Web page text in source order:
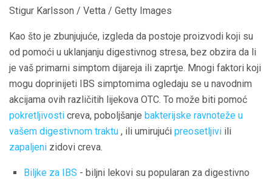
Stigur Karlsson / Vetta / Getty Images
Kao što je zbunjujuće, izgleda da postoje proizvodi koji su
od pomoći u uklanjanju digestivnog stresa, bez obzira da li
je vaš primarni simptom dijareja ili zaprtje. Mnogi faktori koji
mogu doprinijeti IBS simptomima ogledaju se u navodnim
akcijama ovih različitih lijekova OTC. To može biti pomoć
pokretljivosti creva, poboljšanje bakterijske ravnoteže u
vašem digestivnom traktu , ili umirujući preosetljivi ili
zapaljeni zidovi creva.
Biljke za IBS - biljni lekovi su popularan za digestivno